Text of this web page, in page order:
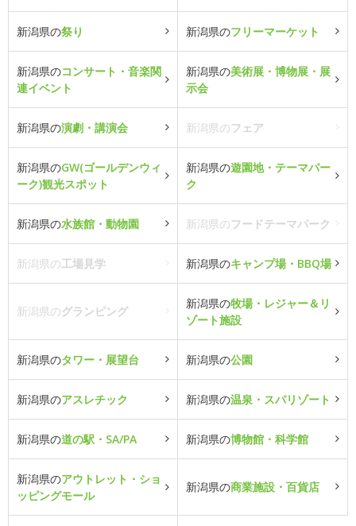
新潟県の祭り 新潟県のフリーマーケット
新潟県のコンサート・音楽関
連イベント
新潟県の美術展・博物展・展
示会
新潟県の演劇・講演会 新潟県のフェア
新潟県のGW(ゴールデンウィ
ーク)観光スポット
新潟県の遊園地・テーマパー
ク
新潟県の水族館・動物園 新潟県のフードテーマパーク
新潟県の工場見学 新潟県のキャンプ場・BBQ場
新潟県のグランピング
新潟県の牧場・レジャー＆リ
ゾート施設
新潟県のタワー・展望台 新潟県の公園
新潟県のアスレチック 新潟県の温泉・スパリゾート
新潟県の道の駅・SA/PA 新潟県の博物館・科学館
新潟県のアウトレット・ショ
ッピングモール
新潟県の商業施設・百貨店